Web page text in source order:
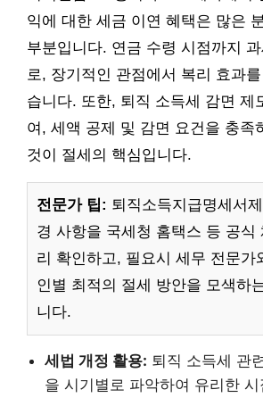
익에 대한 세금 이연 혜택은 많은
부분입니다. 연금 수령 시점까지
로, 장기적인 관점에서 복리 효과
습니다. 또한, 퇴직 소득세 감면 제
여, 세액 공제 및 감면 요건을 충족
것이 절세의 핵심입니다.
전문가 팁: 퇴직소득지급명세서
경 사항을 국세청 홈택스 등 공식
리 확인하고, 필요시 세무 전문가
인별 최적의 절세 방안을 모색하
니다.
세법 개정 활용: 퇴직 소득세 관
을 시기별로 파악하여 유리한